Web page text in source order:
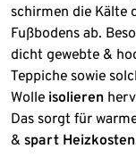
schirmen die Kälte
Fußbodens ab.
dicht gewebte &
Teppiche sowie
Wolle isolieren
Das sorgt für
& spart Heizkosten